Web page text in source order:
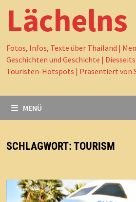
Lächelns
Fotos, Infos, Texte über Thailand |
Geschichten und Geschichte |
Touristen-Hotspots | Präsentiert von
MENÜ
SCHLAGWORT: TOURISM